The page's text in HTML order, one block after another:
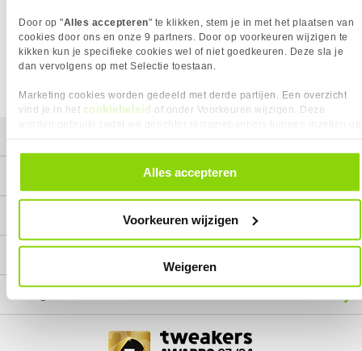
Door op "Alles accepteren" te klikken, stem je in met het plaatsen van
cookies door ons en onze 9 partners. Door op voorkeuren wijzigen te
kikken kun je specifieke cookies wel of niet goedkeuren. Deze sla je
dan vervolgens op met Selectie toestaan.
Marketing cookies worden gedeeld met derde partijen. Een overzicht
vind je in het cookiebeleid of onder Voorkeuren wijzigen. Deze
alle cookies. Je kunt je gegeven toestemming altijd intrekken, dit doe je
door in de footer van onze website te klikken op ‘Cookievoorkeuren’
Alles accepteren
Voorkeuren wijzigen
Weigeren
Wij doen ons uiterste best om al onze producten zo lang
mogelijk leverbaar te houden.
Helaas is dit product op dit
moment bij geen van onze leveranciers leverbaar.
We helpen je graag met een ander product uit de categorie